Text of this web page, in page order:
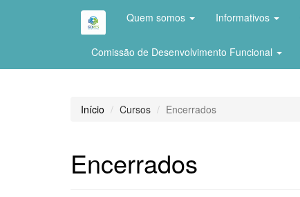
Quem somos Informativos
Comissão de Desenvolvimento Funcional
Início Cursos Encerrados
Encerrados